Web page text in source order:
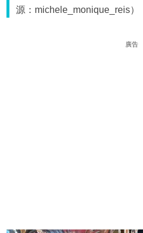
源：michele_monique_reis）
廣告